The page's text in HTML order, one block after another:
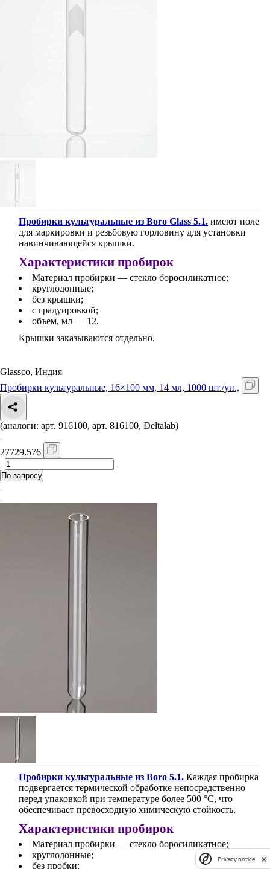
Пробирки культуральные из Boro Glass 5.1. имеют поле
для маркировки и резьбовую горловину для установки
навинчивающейся крышки.
Характеристики пробирок
Материал пробирки — стекло боросиликатное;
круглодонные;
без крышки;
с градуировкой;
объем, мл — 12.
Крышки заказываются отдельно.
Glassco, Индия
Пробирки культуральные, 16×100 мм, 14 мл, 1000 шт./уп.,
(аналоги: арт. 916100, арт. 816100, Deltalab)
27729.576
По запросу
Пробирки культуральные из Boro 5.1. Каждая пробирка
подвергается термической обработке непосредственно
перед упаковкой при температуре более 500 °C, что
обеспечивает превосходную химическую стойкость.
Характеристики пробирок
Материал пробирки — стекло боросиликатное;
круглодонные;
без пробки;
Privacy notice